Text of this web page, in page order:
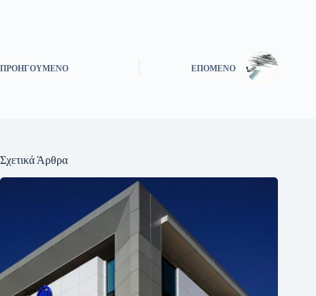
ΠΡΟΗΓΟΎΜΕΝΟ ΕΠΌΜΕΝΟ
Σχετικά Άρθρα